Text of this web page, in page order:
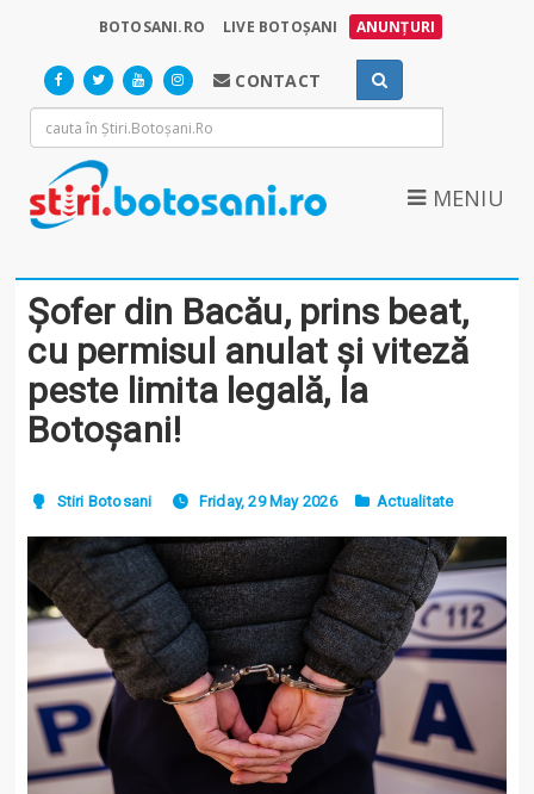
BOTOSANI.RO LIVE BOTOȘANI ANUNȚURI
CONTACT
MENIU
Șofer din Bacău, prins beat,
cu permisul anulat și viteză
peste limita legală, la
Botoșani!
Stiri Botosani Friday, 29 May 2026 Actualitate